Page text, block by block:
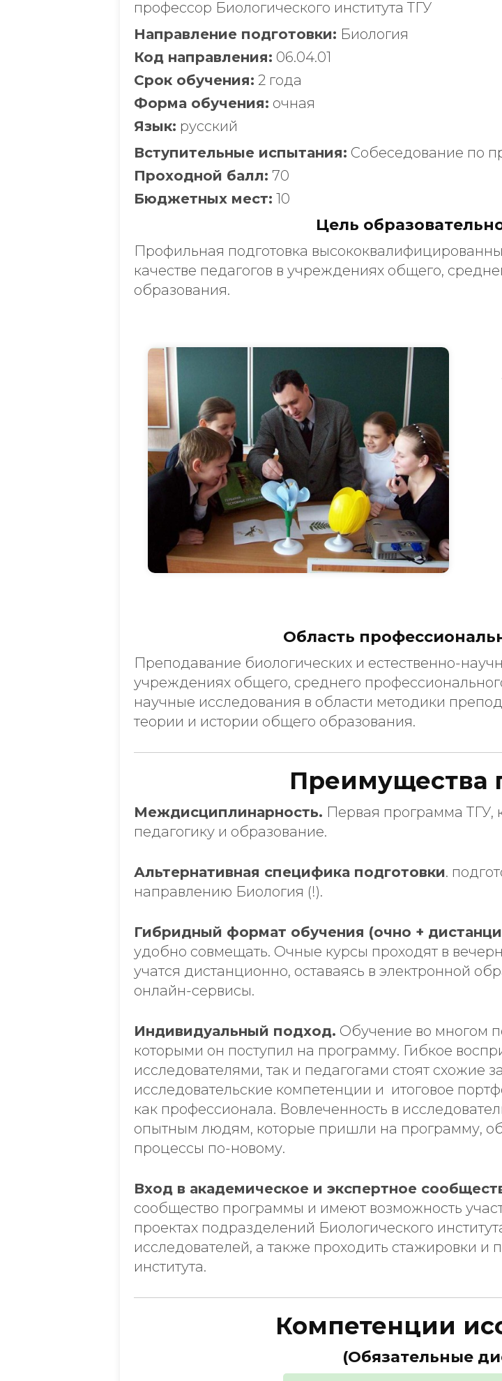
профессор Биологического института ТГУ
Направление подготовки: Биология
Код направления: 06.04.01
Срок обучения: 2 года
Форма обучения: очная
Язык: русский
Вступительные испытания: Собеседование по
Проходной балл: 70
Бюджетных мест: 10
Цель
Профильная подготовка
качестве педагогов в учреждениях общего,
образования.
Область
Преподавание биологических и естественно-
учреждениях общего, среднего
научные исследования в области методики
теории и истории общего образования.
Преимущества
Междисциплинарность. Первая программа ТГУ,
педагогику и образование.
Альтернативная специфика подготовки.
направлению Биология (!).
Гибридный формат обучения (очно +
удобно совмещать. Очные курсы проходят в
учатся дистанционно, оставаясь в электронной
онлайн-сервисы.
Индивидуальный подход. Обучение во многом
которыми он поступил на программу. Гибкое
исследователями, так и педагогами стоят схожие
исследовательские компетенции и итоговое
как профессионала. Вовлеченность в
опытным людям, которые пришли на программу,
процессы по-новому.
Вход в академическое и экспертное
сообщество программы и имеют возможность
проектах подразделений Биологического
исследователей, а также проходить стажировки и
института.
Компетенции
(Обязательные